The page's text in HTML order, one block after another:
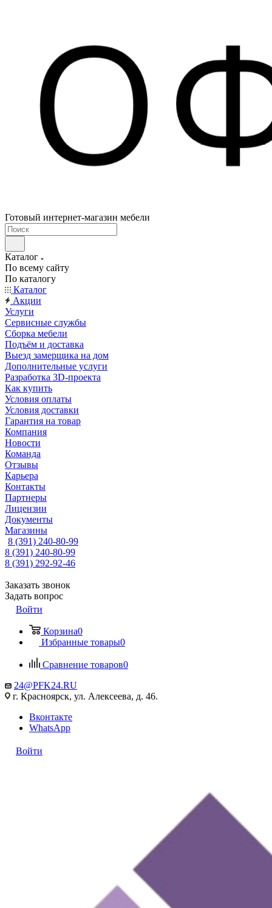
Готовый интернет-магазин мебели
Каталог
По всему сайту
По каталогу
Каталог
Акции
Услуги
Сервисные службы
Сборка мебели
Подъём и доставка
Выезд замерщика на дом
Дополнительные услуги
Разработка 3D-проекта
Как купить
Условия оплаты
Условия доставки
Гарантия на товар
Компания
Новости
Команда
Отзывы
Карьера
Контакты
Партнеры
Лицензии
Документы
Магазины
8 (391) 240-80-99
8 (391) 240-80-99
8 (391) 292-92-46
Заказать звонок
Задать вопрос
Войти
Корзина0
Избранные товары0
Сравнение товаров0
24@PFK24.RU
г. Красноярск, ул. Алексеева, д. 46.
Вконтакте
WhatsApp
Войти